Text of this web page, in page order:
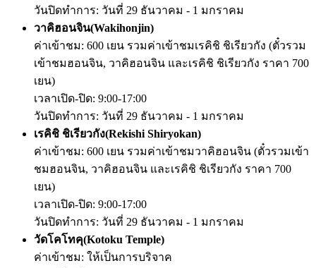
วันปิดทำการ: วันที่ 29 ธันวาคม - 1 มกราคม
วาคิฮอนจิน(Wakihonjin)
ค่าเข้าชม: 600 เยน รวมค่าเข้าชมเรคิชิ ชิเรียวกัง (ตั๋วรวม
เข้าชมฮอนจิน, วาคิฮอนจิน และเรคิชิ ชิเรียวกัง ราคา 700
เยน)
เวลาเปิด-ปิด: 9:00-17:00
วันปิดทำการ: วันที่ 29 ธันวาคม - 1 มกราคม
เรคิชิ ชิเรียวกัง(Rekishi Shiryokan)
ค่าเข้าชม: 600 เยน รวมค่าเข้าชมวาคิฮอนจิน (ตั๋วรวมเข้า
ชมฮอนจิน, วาคิฮอนจิน และเรคิชิ ชิเรียวกัง ราคา 700
เยน)
เวลาเปิด-ปิด: 9:00-17:00
วันปิดทำการ: วันที่ 29 ธันวาคม - 1 มกราคม
วัดโคโทคุ(Kotoku Temple)
ค่าเข้าชม: ให้เป็นการบริจาค